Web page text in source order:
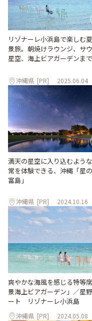
リゾナーレ小浜島で楽しむ
景旅。朝焼けラウンジ、サ
星空、海上ビアガーデンまで
沖縄県 [PR] 2025.06.04
満天の星空に入り込むよう
常を体験できる、沖縄「星
富島」
沖縄県 [PR] 2024.10.16
爽やかな海⾵を感じる特等
景海上ビアガーデン」／星
ート リゾナーレ⼩浜島
沖縄県 [PR] 2024.05.08